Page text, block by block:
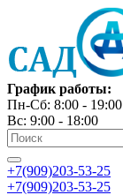
График работы:
Пн-Сб: 8:00 - 19:00
Вс: 9:00 - 18:00
+7(909)203-53-25
+7(909)203-53-25